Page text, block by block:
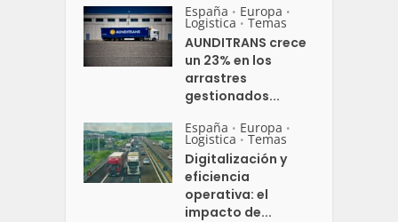
España • Europa •
Logistica • Temas
AUNDITRANS crece
un 23% en los
arrastres
gestionados...
España • Europa •
Logistica • Temas
Digitalización y
eficiencia
operativa: el
impacto de...